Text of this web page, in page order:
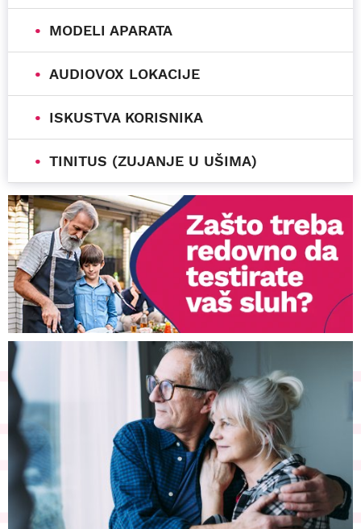
MODELI APARATA
AUDIOVOX LOKACIJE
ISKUSTVA KORISNIKA
TINITUS (ZUJANJE U UŠIMA)